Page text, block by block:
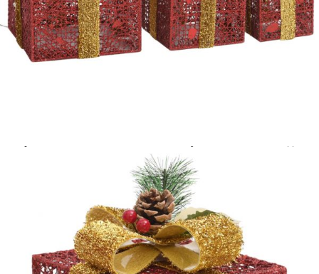
Предоставената таблица е с информационна цел.
Добавете продукта в количката си с бутона "Добави в
количката" и при поръчка ще можете да изберете броя
вноски на кредита.
Плащане на 4 вноски. Заплащате 20% от стойността на
поръчката си на момента с карта. Останалата сума се
разделя на 3 равни месечни вноски без оскъпяване. За
покупки на стойност до 1000 лв. / €511.31
Плащане на 6 вноски. Стойността на поръчката се
разпределя в 6 равни месечни вноски с оскъпяване. За
покупки на стойност до 2000 лв. / €1022.61